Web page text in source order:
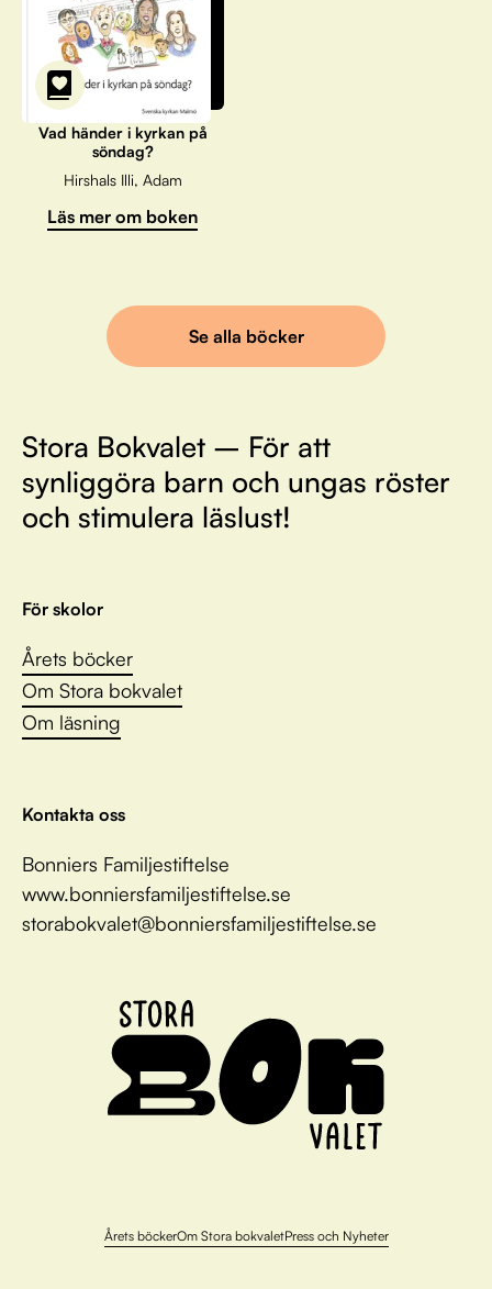
Vad händer i kyrkan på
söndag?
Hirshals Illi, Adam
Läs mer om boken
Se alla böcker
Stora Bokvalet – För att
synliggöra barn och ungas röster
och stimulera läslust!
För skolor
Årets böcker
Om Stora bokvalet
Om läsning
Kontakta oss
Bonniers Familjestiftelse
www.bonniersfamiljestiftelse.se
storabokvalet@bonniersfamiljestiftelse.se
Årets böckerOm Stora bokvaletPress och Nyheter